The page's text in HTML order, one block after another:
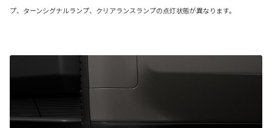
プ、ターンシグナルランプ、クリアランスランプの点灯状態が異なります。